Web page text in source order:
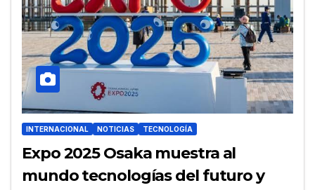
INTERNACIONAL NOTICIAS TECNOLOGÍA
Expo 2025 Osaka muestra al
mundo tecnologías del futuro y